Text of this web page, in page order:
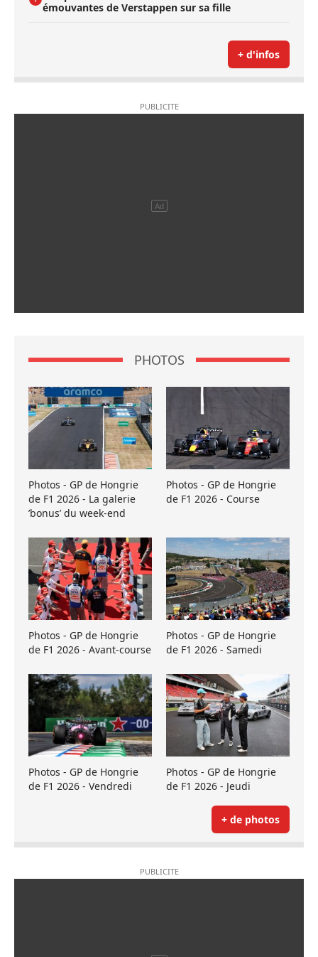
émouvantes de Verstappen sur sa fille
+ d'infos
PHOTOS
Photos - GP de Hongrie
de F1 2026 - La galerie
’bonus’ du week-end
Photos - GP de Hongrie
de F1 2026 - Course
Photos - GP de Hongrie
de F1 2026 - Avant-course
Photos - GP de Hongrie
de F1 2026 - Samedi
Photos - GP de Hongrie
de F1 2026 - Vendredi
Photos - GP de Hongrie
de F1 2026 - Jeudi
+ de photos